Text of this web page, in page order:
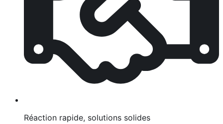
Réaction rapide, solutions solides